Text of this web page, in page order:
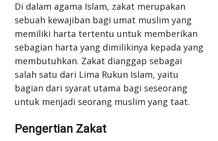
Di dalam agama Islam, zakat merupakan
sebuah kewajiban bagi umat muslim yang
memiliki harta tertentu untuk memberikan
sebagian harta yang dimilikinya kepada yang
membutuhkan. Zakat dianggap sebagai
salah satu dari Lima Rukun Islam, yaitu
bagian dari syarat utama bagi seseorang
untuk menjadi seorang muslim yang taat.
Pengertian Zakat